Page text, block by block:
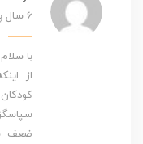
6 سال پیش
با
از
ضعف